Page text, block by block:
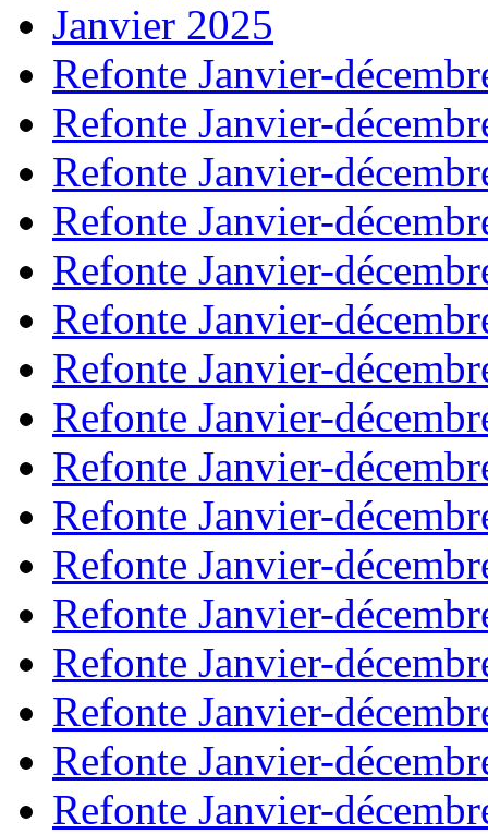
Janvier 2025
Refonte Janvier-
Refonte Janvier-
Refonte Janvier-
Refonte Janvier-
Refonte Janvier-
Refonte Janvier-
Refonte Janvier-
Refonte Janvier-
Refonte Janvier-
Refonte Janvier-
Refonte Janvier-
Refonte Janvier-
Refonte Janvier-
Refonte Janvier-
Refonte Janvier-
Refonte Janvier-